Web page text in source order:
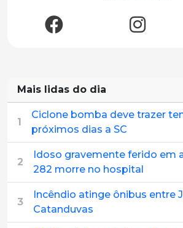
Mais lidas do dia
1
Ciclone bomba deve trazer
próximos dias a SC
2
Idoso gravemente ferido em
282 morre no hospital
3
Incêndio atinge ônibus entre
Catanduvas